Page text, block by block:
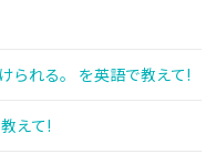
られる。 を英語で教えて!
えて!